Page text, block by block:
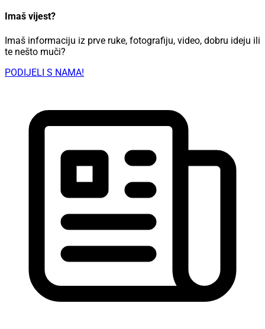
Imaš vijest?
Imaš informaciju iz prve ruke, fotografiju, video, dobru ideju ili
te nešto muči?
PODIJELI S NAMA!